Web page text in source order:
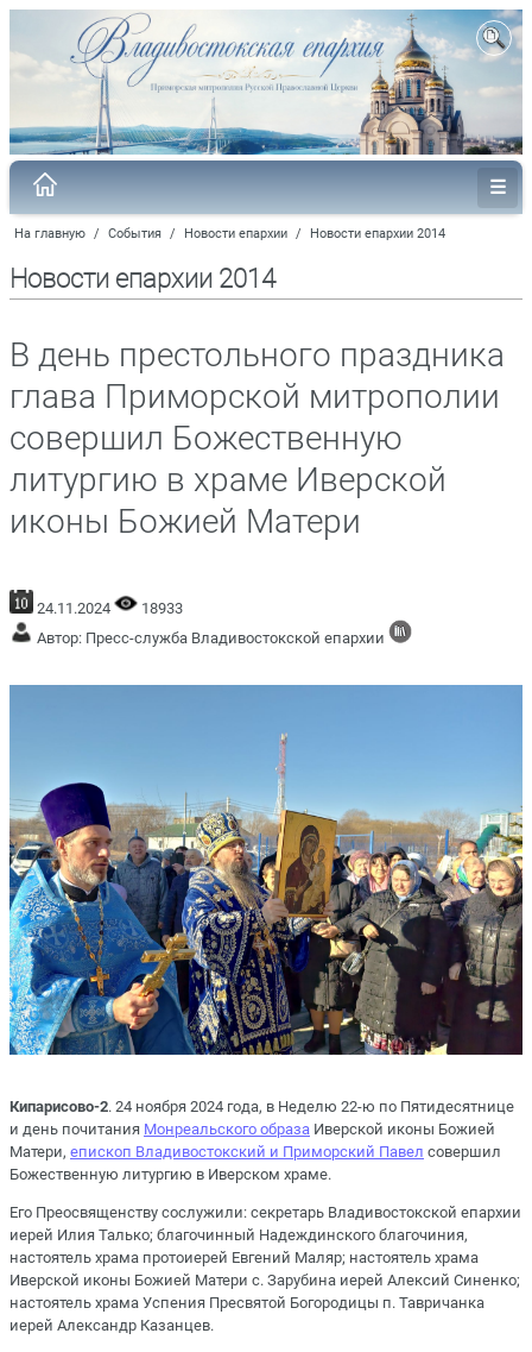
На главную / События / Новости епархии / Новости епархии 2014
Новости епархии 2014
В день престольного праздника
глава Приморской митрополии
совершил Божественную
литургию в храме Иверской
иконы Божией Матери
24.11.2024
18933
Автор: Пресс-служба Владивостокской епархии
Кипарисово-2. 24 ноября 2024 года, в Неделю 22-ю по Пятидесятнице
и день почитания Монреальского образа Иверской иконы Божией
Матери, епископ Владивостокский и Приморский Павел совершил
Божественную литургию в Иверском храме.
Его Преосвященству сослужили: секретарь Владивостокской епархии
иерей Илия Талько; благочинный Надеждинского благочиния,
настоятель храма протоиерей Евгений Маляр; настоятель храма
Иверской иконы Божией Матери с. Зарубина иерей Алексий Синенко;
настоятель храма Успения Пресвятой Богородицы п. Тавричанка
иерей Александр Казанцев.